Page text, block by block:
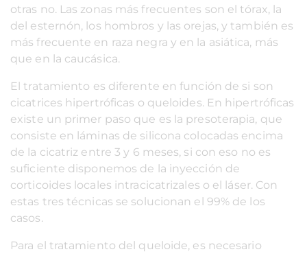
otras no. Las zonas más frecuentes son el tórax, la
del esternón, los hombros y las orejas, y también es
más frecuente en raza negra y en la asiática, más
que en la caucásica.
El tratamiento es diferente en función de si son
cicatrices hipertróficas o queloides. En hipertróficas
existe un primer paso que es la presoterapia, que
consiste en láminas de silicona colocadas encima
de la cicatriz entre 3 y 6 meses, si con eso no es
suficiente disponemos de la inyección de
corticoides locales intracicatrizales o el láser. Con
estas tres técnicas se solucionan el 99% de los
casos.
Para el tratamiento del queloide, es necesario